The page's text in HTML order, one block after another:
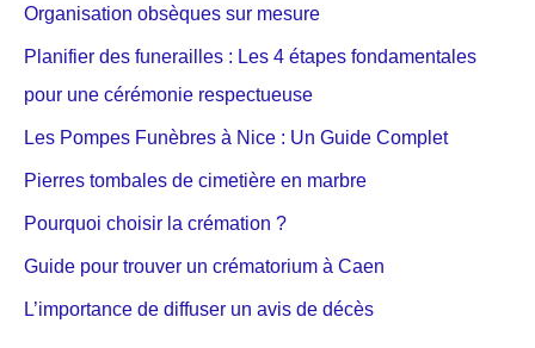
Organisation obsèques sur mesure
Planifier des funerailles : Les 4 étapes fondamentales
pour une cérémonie respectueuse
Les Pompes Funèbres à Nice : Un Guide Complet
Pierres tombales de cimetière en marbre
Pourquoi choisir la crémation ?
Guide pour trouver un crématorium à Caen
L’importance de diffuser un avis de décès